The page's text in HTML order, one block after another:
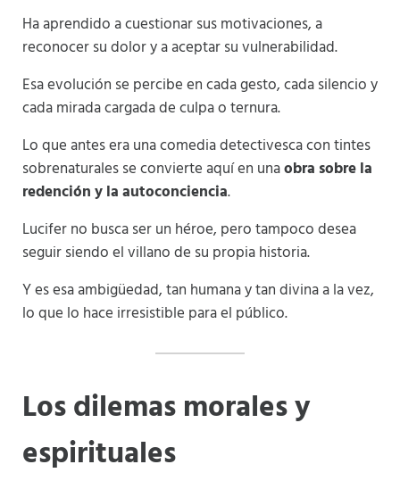
Ha aprendido a cuestionar sus motivaciones, a
reconocer su dolor y a aceptar su vulnerabilidad.
Esa evolución se percibe en cada gesto, cada silencio y
cada mirada cargada de culpa o ternura.
Lo que antes era una comedia detectivesca con tintes
sobrenaturales se convierte aquí en unaobra sobre la
redención y la autoconciencia.
Lucifer no busca ser un héroe, pero tampoco desea
seguir siendo el villano de su propia historia.
Y es esa ambigüedad, tan humana y tan divina a la vez,
lo que lo hace irresistible para el público.
Los dilemas morales y
espirituales